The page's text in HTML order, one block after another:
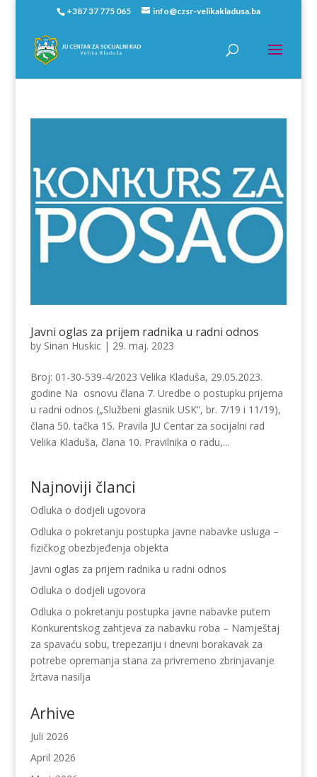
+387 37 775 065 info@czsr-velikakladusa.ba
Javni oglas za prijem radnika u radni odnos
by Sinan Huskic| 29. maj. 2023
Broj: 01-30-539-4/2023 Velika Kladuša, 29.05.2023.
godine Na osnovu člana 7. Uredbe o postupku prijema
u radni odnos („Službeni glasnik USK“, br. 7/19 i 11/19),
člana 50. tačka 15. Pravila JU Centar za socijalni rad
Velika Kladuša, člana 10. Pravilnika o radu,...
Najnoviji članci
Odluka o dodjeli ugovora
Odluka o pokretanju postupka javne nabavke usluga –
fizičkog obezbjeđenja objekta
Javni oglas za prijem radnika u radni odnos
Odluka o dodjeli ugovora
Odluka o pokretanju postupka javne nabavke putem
Konkurentskog zahtjeva za nabavku roba – Namještaj
za spavaću sobu, trepezariju i dnevni borakavak za
potrebe opremanja stana za privremeno zbrinjavanje
žrtava nasilja
Arhive
Juli 2026
April 2026